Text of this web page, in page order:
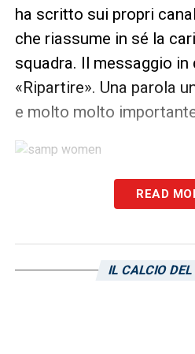
ha scritto sui propri
che riassume in sé la
squadra. Il messaggio in
«Ripartire». Una parola
e molto molto
LA PLAYLIST DELLE
READ
IL CALCIO